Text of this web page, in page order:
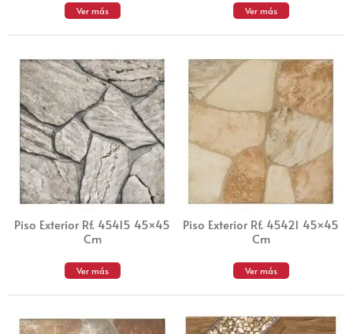
Ver más Ver más
Piso Exterior Rf. 45415 45×45
Cm
Ver más
Piso Exterior Rf. 45421 45×45
Cm
Ver más